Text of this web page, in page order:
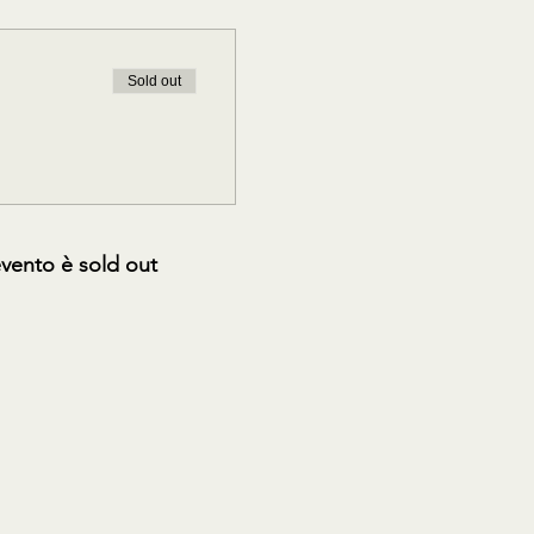
Sold out
è sold out